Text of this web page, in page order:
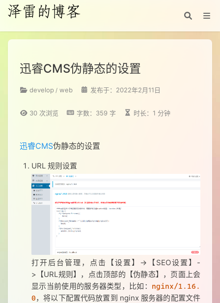
迅睿CMS伪静态的设置
develop web 发布于：2022年2月11日
30 次浏览 字数：359 字 时长：1 分钟
迅睿CMS伪静态的设置
URL 规则设置
打开后台管理，点击【设置】->【SEO设置】-
>【URL规则】，点击顶部的【伪静态】，页面上会
显示当前使用的服务器类型，比如： nginx/1.16.
0，将以下配置代码放置到 nginx 服务器的配置文件